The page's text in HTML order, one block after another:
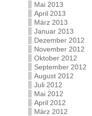
Mai 2013
April 2013
März 2013
Januar 2013
Dezember 2012
November 2012
Oktober 2012
September 2012
August 2012
Juli 2012
Mai 2012
April 2012
März 2012